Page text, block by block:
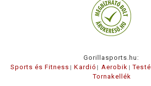
Gorillasports.hu:
Sports és Fitness
Kardió Aerobik
Tornakellék